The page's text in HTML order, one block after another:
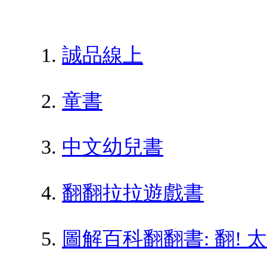
誠品線上
童書
中文幼兒書
翻翻拉拉遊戲書
圖解百科翻翻書: 翻!